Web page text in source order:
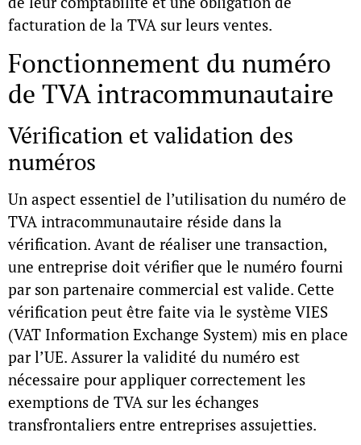
facturation de la TVA sur leurs ventes.
Fonctionnement du numéro
de TVA intracommunautaire
Vérification et validation des
numéros
Un aspect essentiel de l’utilisation du numéro de
TVA intracommunautaire réside dans la
vérification. Avant de réaliser une transaction,
une entreprise doit vérifier que le numéro fourni
par son partenaire commercial est valide. Cette
vérification peut être faite via le système VIES
(VAT Information Exchange System) mis en place
par l’UE. Assurer la validité du numéro est
nécessaire pour appliquer correctement les
exemptions de TVA sur les échanges
transfrontaliers entre entreprises assujetties.